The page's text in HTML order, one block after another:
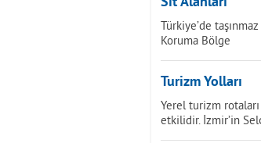
Türkiye’de
Koruma Bölge
Turizm Yolları
Yerel turizm
etkilidir. İzmir’in